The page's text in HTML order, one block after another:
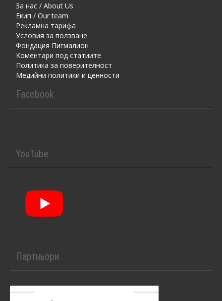
За нас / About Us
Екип / Our team
Рекламна тарифа
Условия за ползване
Фондация Пигмалион
Kоментaри под статиите
Политика за поверителност
Медийни политики и ценности
Facebook
YouTube
Партньори